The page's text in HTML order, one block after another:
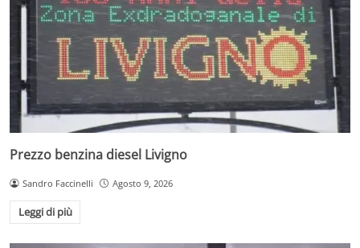
Prezzo benzina diesel Livigno
Sandro Faccinelli Agosto 9, 2026
Leggi di più